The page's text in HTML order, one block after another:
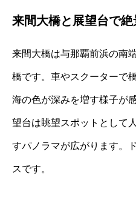
来間大橋と展望台で
来間大橋は与那覇前浜の南
橋です。車やスクーターで
海の色が深みを増す様子が
望台は眺望スポットとして
すパノラマが広がります。
スです。